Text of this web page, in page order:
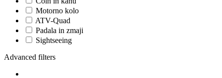
Motorno kolo
ATV-Quad
Padala in zmaji
Sightseeing
Advanced filters